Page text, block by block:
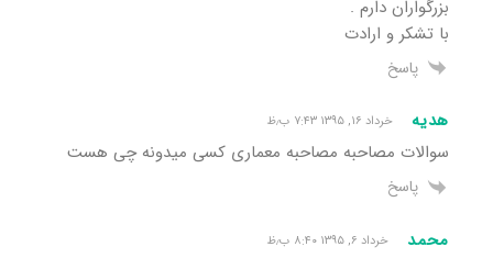
بزرگواران دارم .
با تشکر و ارادت
پاسخ
هدیه خرداد ۱۶, ۱۳۹۵ ۷:۴۳ ب٫ظ
سوالات مصاحبه مصاحبه معماری کسی میدونه چی هست
پاسخ
محمد خرداد ۶, ۱۳۹۵ ۸:۴۰ ب٫ظ